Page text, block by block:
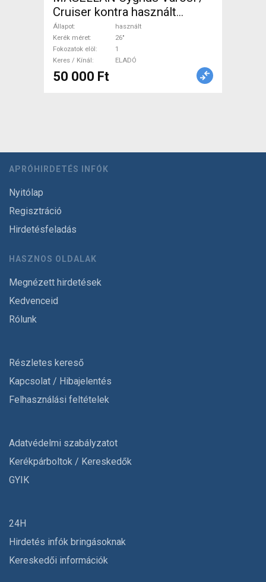
Cruiser kontra használt
ELADÓ
Állapot
használt
Kerék méret
26"
Fokozatok elöl
1
Keres / Kínál
ELADÓ
50 000 Ft
APRÓHIRDETÉS INFÓK
Nyitólap
Regisztráció
Hirdetésfeladás
HASZNOS OLDALAK
Megnézett hirdetések
Kedvenceid
Rólunk
Részletes kereső
Kapcsolat / Hibajelentés
Felhasználási feltételek
Adatvédelmi szabályzatot
Kerékpárboltok / Kereskedők
GYIK
24H
Hirdetés infók bringásoknak
Kereskedői információk